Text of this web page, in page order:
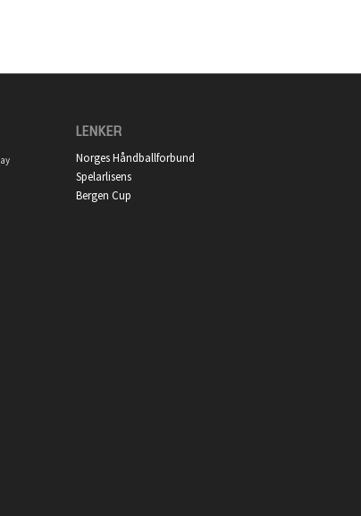
LENKER
Norges Håndballforbund
Spelarlisens
Bergen Cup